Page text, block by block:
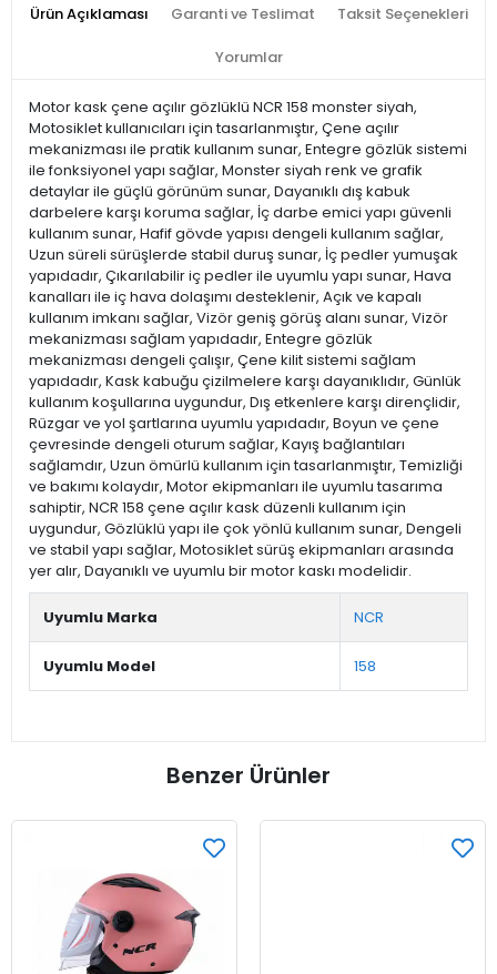
Ürün Açıklaması Garanti ve Teslimat Taksit Seçenekleri
Yorumlar
Motor kask çene açılır gözlüklü NCR 158 monster siyah,
Motosiklet kullanıcıları için tasarlanmıştır, Çene açılır
mekanizması ile pratik kullanım sunar, Entegre gözlük sistemi
ile fonksiyonel yapı sağlar, Monster siyah renk ve grafik
detaylar ile güçlü görünüm sunar, Dayanıklı dış kabuk
darbelere karşı koruma sağlar, İç darbe emici yapı güvenli
kullanım sunar, Hafif gövde yapısı dengeli kullanım sağlar,
Uzun süreli sürüşlerde stabil duruş sunar, İç pedler yumuşak
yapıdadır, Çıkarılabilir iç pedler ile uyumlu yapı sunar, Hava
kanalları ile iç hava dolaşımı desteklenir, Açık ve kapalı
kullanım imkanı sağlar, Vizör geniş görüş alanı sunar, Vizör
mekanizması sağlam yapıdadır, Entegre gözlük
mekanizması dengeli çalışır, Çene kilit sistemi sağlam
yapıdadır, Kask kabuğu çizilmelere karşı dayanıklıdır, Günlük
kullanım koşullarına uygundur, Dış etkenlere karşı dirençlidir,
Rüzgar ve yol şartlarına uyumlu yapıdadır, Boyun ve çene
çevresinde dengeli oturum sağlar, Kayış bağlantıları
sağlamdır, Uzun ömürlü kullanım için tasarlanmıştır, Temizliği
ve bakımı kolaydır, Motor ekipmanları ile uyumlu tasarıma
sahiptir, NCR 158 çene açılır kask düzenli kullanım için
uygundur, Gözlüklü yapı ile çok yönlü kullanım sunar, Dengeli
ve stabil yapı sağlar, Motosiklet sürüş ekipmanları arasında
yer alır, Dayanıklı ve uyumlu bir motor kaskı modelidir.
Uyumlu Marka NCR
Uyumlu Model 158
Benzer Ürünler